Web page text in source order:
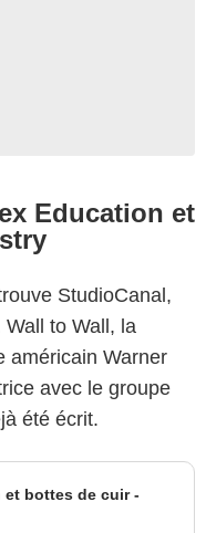
Education et
StudioCanal,
to Wall, la
américain Warner
avec le groupe
été écrit.
et bottes de cuir -